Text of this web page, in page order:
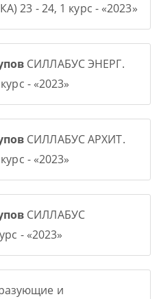
23 - 24, 1 курс - «2023»
СИЛЛАБУС ЭНЕРГ.
- «2023»
СИЛЛАБУС АРХИТ.
- «2023»
СИЛЛАБУС
- «2023»
и